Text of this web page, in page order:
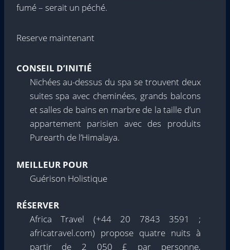
fumé – serait un péché.
Reserve maintenant
CONSEIL D’INITIÉ
Nichées au-dessus du spa se trouvent deux
suites spa avec cheminées, grands balcons
et salles de bains en marbre de la taille d’un
appartement parisien avec des produits
Purearth de l’Himalaya.
MEILLEUR POUR
Guérison Holistique
RÉSERVER
Africa Travel (+44 20 7843 3591 ;
africatravel.com) propose quatre nuits à
partir de 2 050 £ par personne,